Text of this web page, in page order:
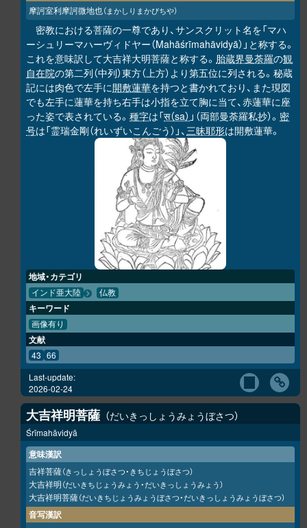
摩訶室利摩訶微地也（まかしりまかびちや）
密教における菩薩の一尊であり、サンスクリット名を「マハ
ーシュリーマハーヴィドヤー（Mahāśrīmahāvidyā）」と称する。
これを意味訳して大吉祥大明菩薩と称する。 胎蔵界曼荼羅の観
自在院の第二列（中列）東方（上方）より第五位に列される。秘蔵
記には肉色で左手に開敷蓮華を持つと書かれており、また現図
でも左手に蓮華を持ち右手は小指を立て胸に当て、赤蓮華に座
った姿で表されている。 種字は「स（sa） 」（両部曼荼羅私抄）。 密
号は「霊瑞金剛（れいずいこんごう）」、三昧耶形は開敷蓮華。
地域・カテゴリ
インド亜大陸 仏教
キーワード
画像有り
文献
43 66
Last-update:
2026-02-24
大吉祥明菩薩 だいきっしょうみょうぼさつ
Śrīmahāvidyā
意味漢訳
吉祥菩薩（きっしょうぼさつ・きちじょうぼさつ）
大吉祥明（だいきちじょうみょう・だいきっしょうみょう）
大吉祥明菩薩（だいきちじょうみょうぼさつ・だいきっしょうみょうぼさつ）
音写漢訳